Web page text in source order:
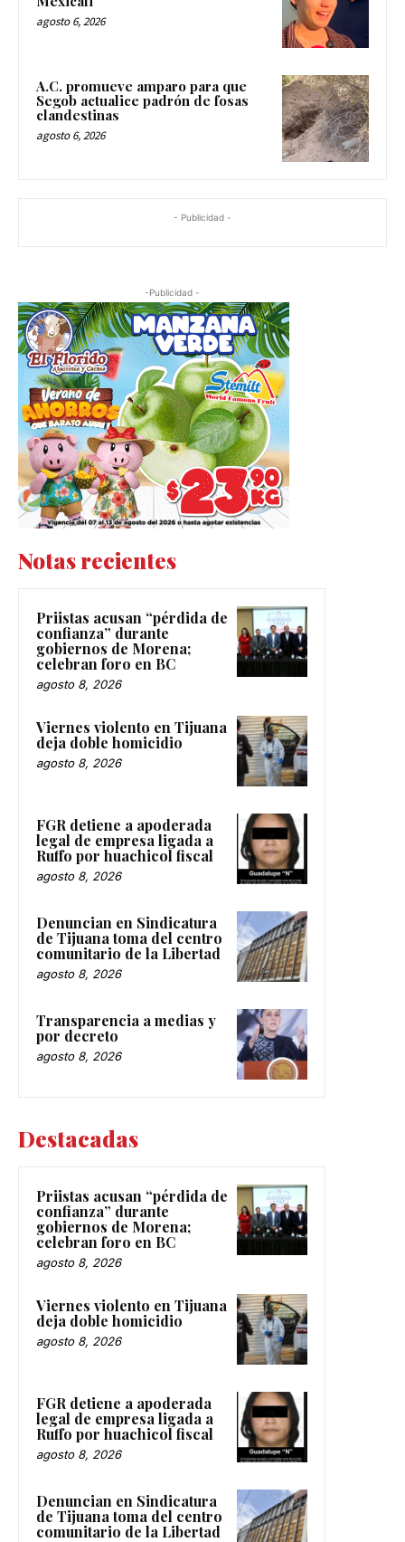
agosto 6, 2026
A.C. promueve amparo para que
Segob actualice padrón de fosas
clandestinas
agosto 6, 2026
- Publicidad -
-Publicidad -
Notas recientes
Priistas acusan “pérdida de
confianza” durante
gobiernos de Morena;
celebran foro en BC
agosto 8, 2026
Viernes violento en Tijuana
deja doble homicidio
agosto 8, 2026
FGR detiene a apoderada
legal de empresa ligada a
Ruffo por huachicol fiscal
agosto 8, 2026
Denuncian en Sindicatura
de Tijuana toma del centro
comunitario de la Libertad
agosto 8, 2026
Transparencia a medias y
por decreto
agosto 8, 2026
Destacadas
Priistas acusan “pérdida de
confianza” durante
gobiernos de Morena;
celebran foro en BC
agosto 8, 2026
Viernes violento en Tijuana
deja doble homicidio
agosto 8, 2026
FGR detiene a apoderada
legal de empresa ligada a
Ruffo por huachicol fiscal
agosto 8, 2026
Denuncian en Sindicatura
de Tijuana toma del centro
comunitario de la Libertad